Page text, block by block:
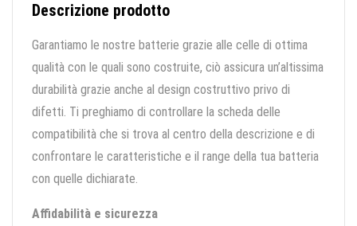
Descrizione prodotto
Garantiamo le nostre batterie grazie alle celle di ottima
qualità con le quali sono costruite, ciò assicura un’altissima
durabilità grazie anche al design costruttivo privo di
difetti. Ti preghiamo di controllare la scheda delle
compatibilità che si trova al centro della descrizione e di
confrontare le caratteristiche e il range della tua batteria
con quelle dichiarate.
Affidabilità e sicurezza